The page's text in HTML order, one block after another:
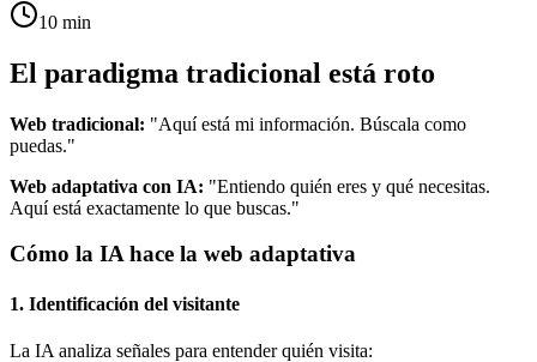
10 min
El paradigma tradicional está roto
Web tradicional: "Aquí está mi información. Búscala como
puedas."
Web adaptativa con IA: "Entiendo quién eres y qué necesitas.
Aquí está exactamente lo que buscas."
Cómo la IA hace la web adaptativa
1. Identificación del visitante
La IA analiza señales para entender quién visita: